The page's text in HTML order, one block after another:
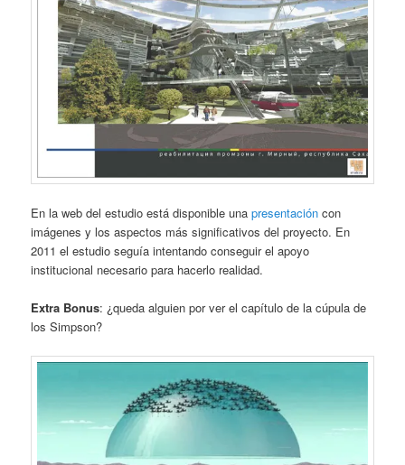
En la web del estudio está disponible unapresentación con
imágenes y los aspectos más significativos del proyecto. En
2011 el estudio seguía intentando conseguir el apoyo
institucional necesario para hacerlo realidad.
Extra Bonus: ¿queda alguien por ver el capítulo de la cúpula de
los Simpson?